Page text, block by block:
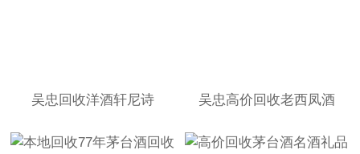
吴忠回收洋酒轩尼诗 吴忠高价回收老西凤酒